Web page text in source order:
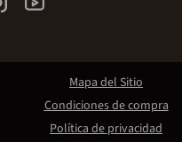
Mapa del Sitio
Condiciones de compra
Política de privacidad